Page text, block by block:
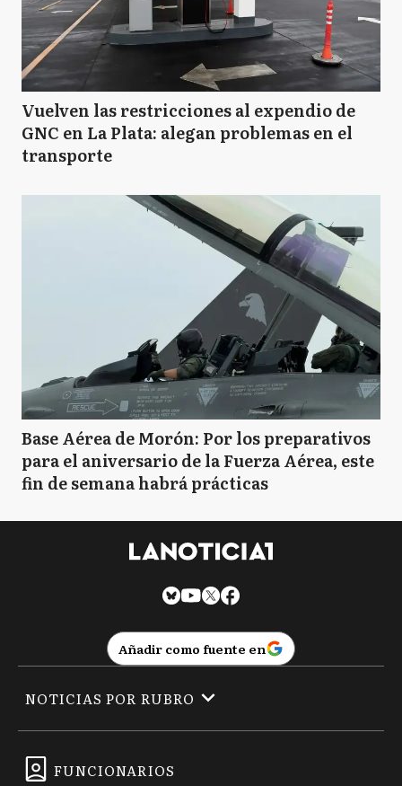
Vuelven las restricciones al expendio de
GNC en La Plata: alegan problemas en el
transporte
Base Aérea de Morón: Por los preparativos
para el aniversario de la Fuerza Aérea, este
fin de semana habrá prácticas
Añadir como fuente en
FUNCIONARIOS
NOTICIAS POR RUBRO